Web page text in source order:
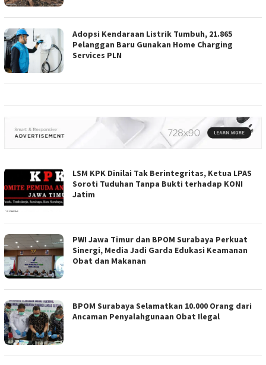
Adopsi Kendaraan Listrik Tumbuh, 21.865
Pelanggan Baru Gunakan Home Charging
Services PLN
LSM KPK Dinilai Tak Berintegritas, Ketua LPAS
Soroti Tuduhan Tanpa Bukti terhadap KONI
Jatim
PWI Jawa Timur dan BPOM Surabaya Perkuat
Sinergi, Media Jadi Garda Edukasi Keamanan
Obat dan Makanan
BPOM Surabaya Selamatkan 10.000 Orang dari
Ancaman Penyalahgunaan Obat Ilegal